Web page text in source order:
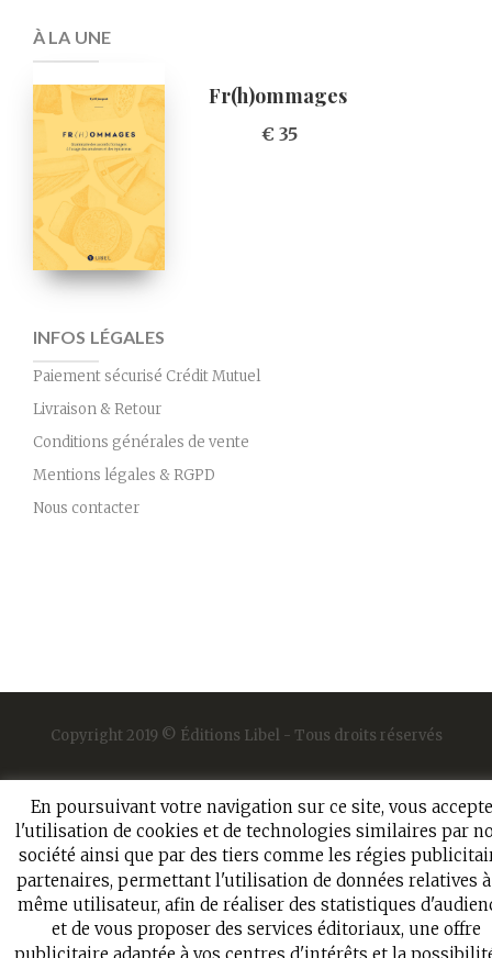
À LA UNE
Fr(h)ommages
€ 35
INFOS LÉGALES
Paiement sécurisé Crédit Mutuel
Livraison & Retour
Conditions générales de vente
Mentions légales & RGPD
Nous contacter
Copyright 2019 © Éditions Libel - Tous droits réservés
En poursuivant votre navigation sur ce site, vous
l'utilisation de cookies et de technologies similaires par
société ainsi que par des tiers comme les régies
partenaires, permettant l'utilisation de données relatives
même utilisateur, afin de réaliser des statistiques
et de vous proposer des services éditoriaux, une offre
publicitaire adaptée à vos centres d'intérêts et la